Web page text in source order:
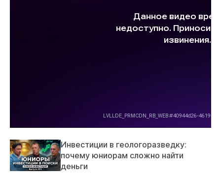
Инвестиции в геологоразведку:
почему юниорам сложно найти
деньги